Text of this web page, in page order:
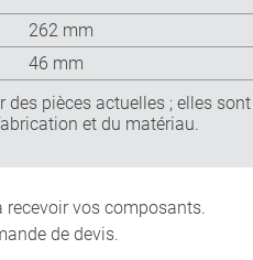
262 mm
46 mm
des pièces actuelles ; elles sont
et du matériau.
recevoir vos composants.
de devis.